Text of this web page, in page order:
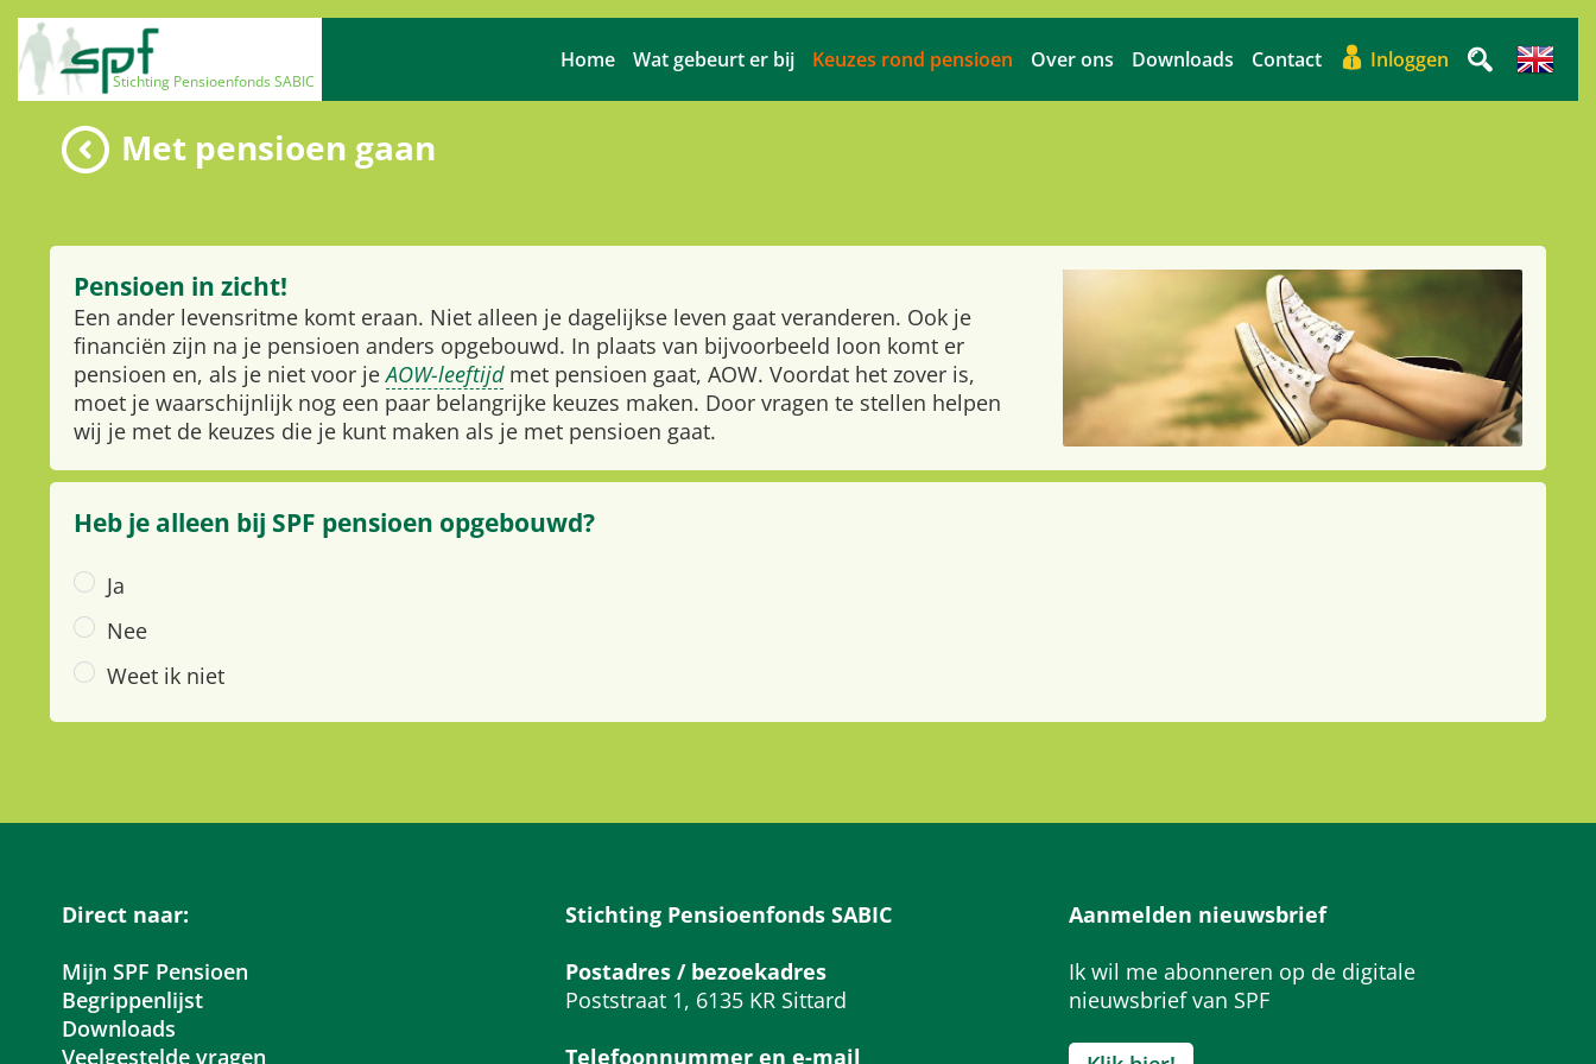
Home Wat gebeurt er bij Keuzes rond pensioen Over ons Downloads Contact Inloggen
Met pensioen gaan
Pensioen in zicht!
Een ander levensritme komt eraan. Niet alleen je dagelijkse leven gaat veranderen. Ook je
financiën zijn na je pensioen anders opgebouwd. In plaats van bijvoorbeeld loon komt er
pensioen en, als je niet voor jeAOW-leeftijdmet pensioen gaat, AOW. Voordat het zover is,
moet je waarschijnlijk nog een paar belangrijke keuzes maken. Door vragen te stellen helpen
wij je met de keuzes die je kunt maken als je met pensioen gaat.
Heb je alleen bij SPF pensioen opgebouwd?
Ja
Nee
Weet ik niet
Direct naar:
Mijn SPF Pensioen
Begrippenlijst
Downloads
Veelgestelde vragen
Stichting Pensioenfonds SABIC
Postadres / bezoekadres
Poststraat 1, 6135 KR Sittard
Telefoonnummer en e-mail
Aanmelden nieuwsbrief
Ik wil me abonneren op de digitale
nieuwsbrief van SPF